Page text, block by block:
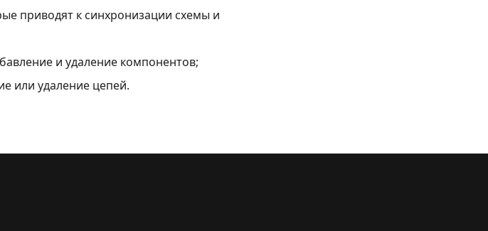
приводят к синхронизации схемы и
и удаление компонентов;
или удаление цепей.